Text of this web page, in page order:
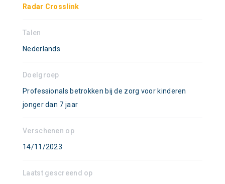
Radar Crosslink
Talen
Nederlands
Doelgroep
Professionals betrokken bij de zorg voor kinderen
jonger dan 7 jaar
Verschenen op
14/11/2023
Laatst gescreend op